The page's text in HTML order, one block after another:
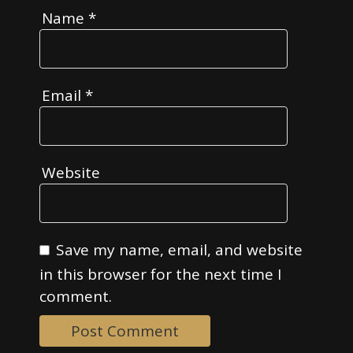
Name *
Email *
Website
Save my name, email, and website
in this browser for the next time I
comment.